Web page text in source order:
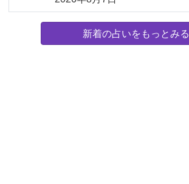
新着の占いをもっとみる